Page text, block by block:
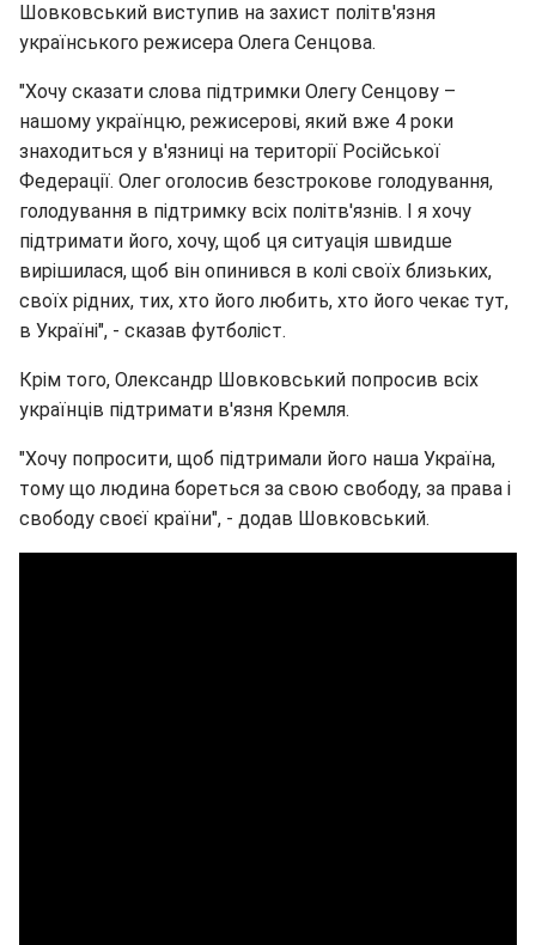
Шовковський виступив на захист політв'язня
українського режисера Олега Сенцова.
"Хочу сказати слова підтримки Олегу Сенцову –
нашому українцю, режисерові, який вже 4 роки
знаходиться у в'язниці на території Російської
Федерації. Олег оголосив безстрокове голодування,
голодування в підтримку всіх політв'язнів. І я хочу
підтримати його, хочу, щоб ця ситуація швидше
вирішилася, щоб він опинився в колі своїх близьких,
своїх рідних, тих, хто його любить, хто його чекає тут,
в Україні", - сказав футболіст.
Крім того, Олександр Шовковський попросив всіх
українців підтримати в'язня Кремля.
"Хочу попросити, щоб підтримали його наша Україна,
тому що людина бореться за свою свободу, за права і
свободу своєї країни", - додав Шовковський.